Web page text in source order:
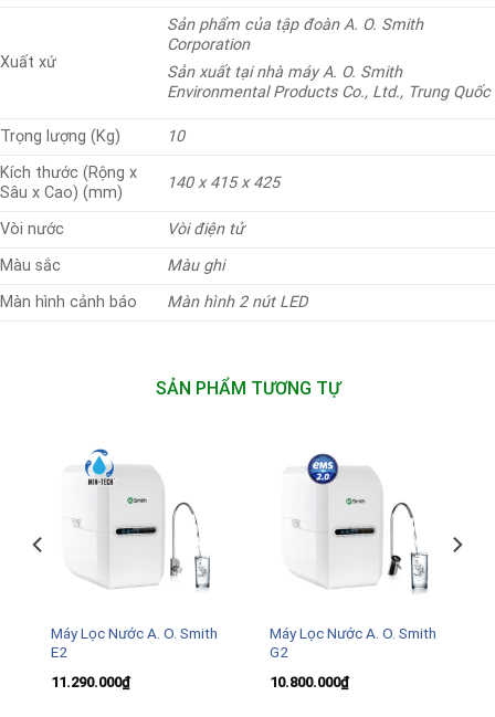
Xuất xứ
Sản phẩm của tập đoàn A. O. Smith
Corporation
Sản xuất tại nhà máy A. O. Smith
Environmental Products Co., Ltd., Trung Quốc
Trọng lượng (Kg)
10
Kích thước (Rộng x
Sâu x Cao) (mm)
140 x 415 x 425
Vòi nước
Vòi điện tử
Màu sắc
Màu ghi
Màn hình cảnh báo
Màn hình 2 nút LED
SẢN PHẨM TƯƠNG TỰ
Máy Lọc Nước A. O. Smith
E2
11.290.000₫
Máy Lọc Nước A. O. Smith
G2
10.800.000₫